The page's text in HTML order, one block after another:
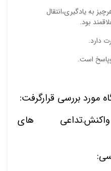
به یادگیری،انتقال
بود.
دارد.
است.
مورد بررسی قرارگرفت:
های